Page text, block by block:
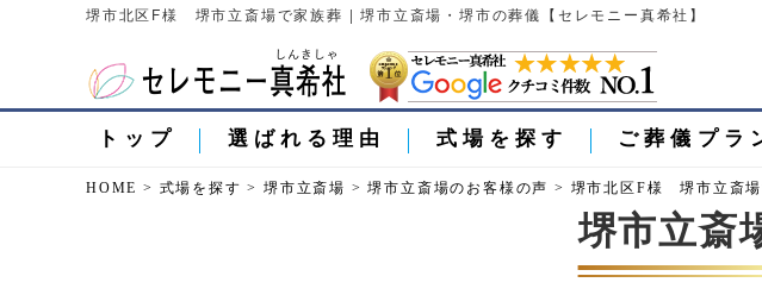
堺市北区F様 堺市立斎場で家族葬 | 堺市立斎場・堺市の葬儀【セレモニー真希社】
トップ 選ばれる理由 式場を探す ご葬儀プラ
HOME > 式場を探す >堺市立斎場 >堺市立斎場のお客様の声 > 堺市北区F様 堺市立斎場
堺市立斎